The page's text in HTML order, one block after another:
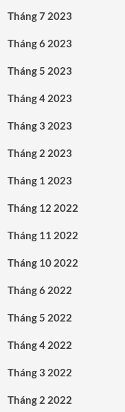
Tháng 7 2023
Tháng 6 2023
Tháng 5 2023
Tháng 4 2023
Tháng 3 2023
Tháng 2 2023
Tháng 1 2023
Tháng 12 2022
Tháng 11 2022
Tháng 10 2022
Tháng 6 2022
Tháng 5 2022
Tháng 4 2022
Tháng 3 2022
Tháng 2 2022